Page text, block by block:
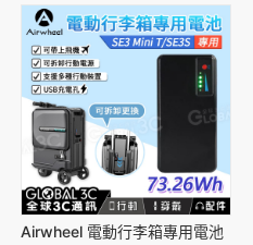
Airwheel 電動行李箱專用電池